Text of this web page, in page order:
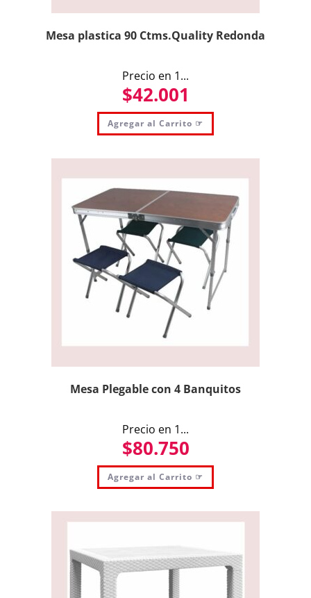
Mesa plastica 90 Ctms.Quality Redonda
Precio en 1...
$42.001
Agregar al Carrito ☞
Mesa Plegable con 4 Banquitos
Precio en 1...
$80.750
Agregar al Carrito ☞